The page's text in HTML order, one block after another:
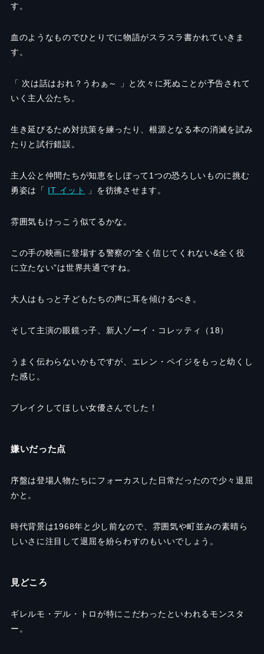
す。
血のようなものでひとりでに物語がスラスラ書かれていきま
す。
「 次は話はおれ？うわぁ～ 」と次々に死ぬことが予告されて
いく主人公たち。
生き延びるため対抗策を練ったり、根源となる本の消滅を試み
たりと試行錯誤。
主人公と仲間たちが知恵をしぼって1つの恐ろしいものに挑む
勇姿は「 IT イット 」を彷彿させます。
雰囲気もけっこう似てるかな。
この手の映画に登場する警察の”全く信じてくれない&全く役
に立たない”は世界共通ですね。
大人はもっと子どもたちの声に耳を傾けるべき。
そして主演の眼鏡っ子、新人ゾーイ・コレッティ（ 18）
うまく伝わらないかもですが、エレン・ペイジをもっと幼くし
た感じ。
ブレイクしてほしい女優さんでした！
嫌いだった点
序盤は登場人物たちにフォーカスした日常だったので少々退屈
かと。
時代背景は1968年と少し前なので、雰囲気や町並みの素晴ら
しいさに注目して退屈を紛らわすのもいいでしょう。
見どころ
ギレルモ・デル・トロが特にこだわったといわれるモンスタ
ー。